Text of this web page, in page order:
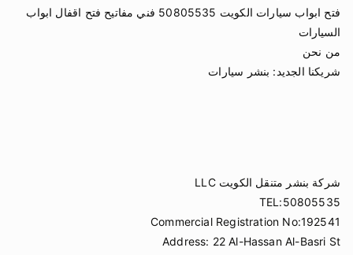
فتح ابواب سيارات الكويت 50805535 فني مفاتيح فتح اقفال ابواب
السيارات
من نحن
شريكنا الجديد: بنشر سيارات
شركة بنشر متنقل الكويت LLC
TEL:50805535
Commercial Registration No:192541
Address: 22 Al-Hassan Al-Basri St